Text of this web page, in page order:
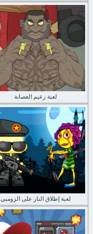
لعبة زعيم العصابة
لعبة إطلاق النار على الزومبي